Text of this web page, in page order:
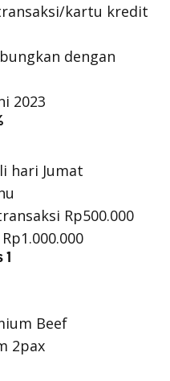
kartu kredit
dengan
2023
hari Jumat
Rp500.000
Beef
2pax